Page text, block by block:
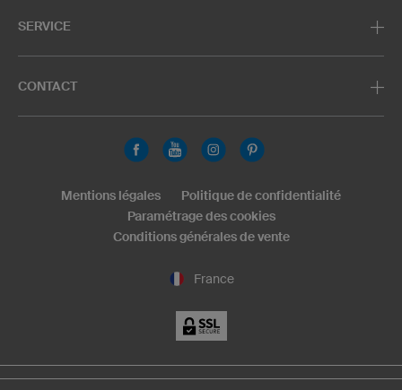
SERVICE
CONTACT
France
Mentions légales
Politique de confidentialité
Paramétrage des cookies
Conditions générales de vente